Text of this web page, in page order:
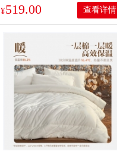
¥519.00 查看详情